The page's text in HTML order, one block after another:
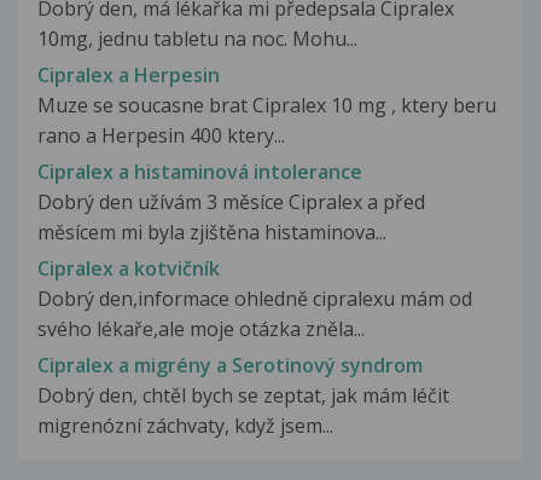
Dobrý den, má lékařka mi předepsala Cipralex
10mg, jednu tabletu na noc. Mohu...
Cipralex a Herpesin
Muze se soucasne brat Cipralex 10 mg , ktery beru
rano a Herpesin 400 ktery...
Cipralex a histaminová intolerance
Dobrý den užívám 3 měsíce Cipralex a před
měsícem mi byla zjištěna histaminova...
Cipralex a kotvičník
Dobrý den,informace ohledně cipralexu mám od
svého lékaře,ale moje otázka zněla...
Cipralex a migrény a Serotinový syndrom
Dobrý den, chtěl bych se zeptat, jak mám léčit
migrenózní záchvaty, když jsem...